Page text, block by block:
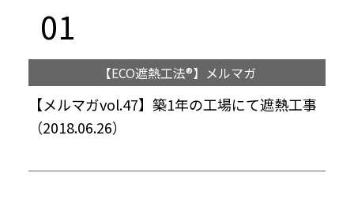
01
【ECO遮熱工法®】メルマガ
【メルマガvol.47】築1年の工場にて遮熱工事
（2018.06.26）